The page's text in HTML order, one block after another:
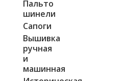
Пальто
шинели
Сапоги
Вышивка
ручная
и
машинная